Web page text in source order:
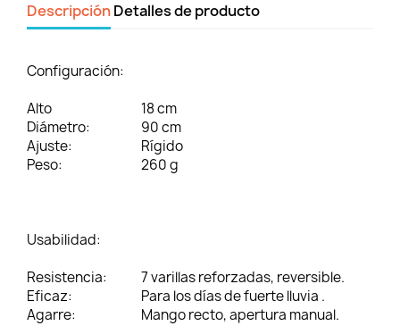
DescripciónDetalles de producto
Configuración:
Alto
18 cm
Diámetro:
90 cm
Ajuste:
Rígido
Peso:
260 g
Usabilidad:
Resistencia:
7 varillas reforzadas, reversible.
Eficaz:
Para los días de fuerte lluvia .
Agarre:
Mango recto, apertura manual.